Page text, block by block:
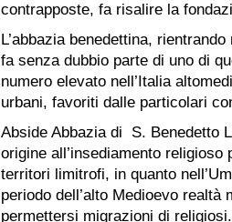
contrapposte, fa risalire la
L’abbazia benedettina,
fa senza dubbio parte di uno di
numero elevato nell’Italia
urbani, favoriti dalle particolari
Abside Abbazia di S. Benedetto
origine all’insediamento
territori limitrofi, in quanto
periodo dell’alto Medioevo realtà
permettersi migrazioni di